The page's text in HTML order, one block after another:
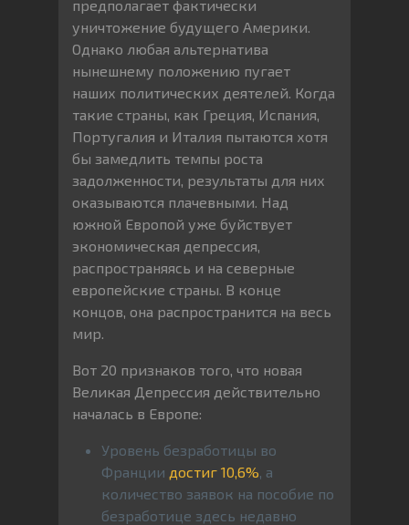
предполагает фактически
уничтожение будущего Америки.
Однако любая альтернатива
нынешнему положению пугает
наших политических деятелей. Когда
такие страны, как Греция, Испания,
Португалия и Италия пытаются хотя
бы замедлить темпы роста
задолженности, результаты для них
оказываются плачевными. Над
южной Европой уже буйствует
экономическая депрессия,
распространяясь и на северные
европейские страны. В конце
концов, она распространится на весь
мир.
Вот 20 признаков того, что новая
Великая Депрессия действительно
началась в Европе:
Уровень безработицы во
Франции достиг 10,6%, а
количество заявок на пособие по
безработице здесь недавно